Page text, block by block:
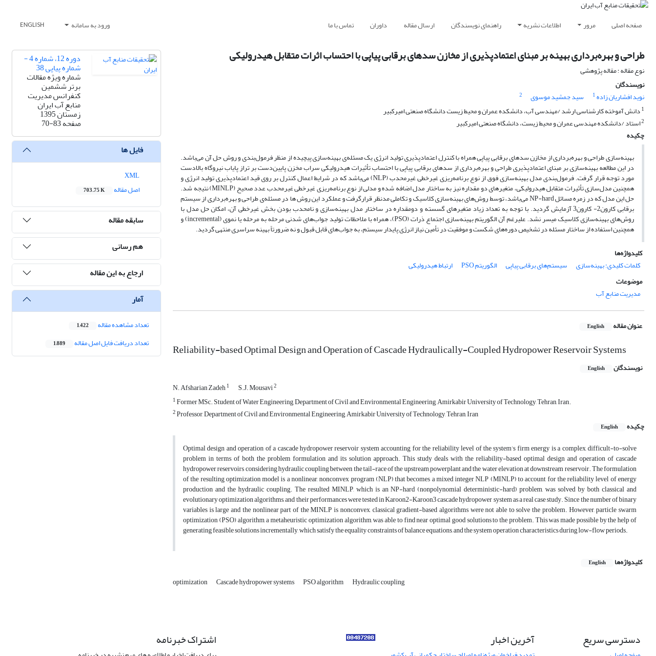
صفحه اصلی مرور اطلاعات نشریه راهنمای نویسندگان ارسال مقاله داوران تماس با ما ورود به سامانه ENGLISH
طراحی و بهره‌برداری بهینه بر مبنای اعتمادپذیری از مخازن سدهای برقابی پیاپی با احتساب اثرات متقابل هیدرولیکی
نوع مقاله : مقاله پژوهشی
نویسندگان
نوید افشاریان زاده1 سید جمشید موسوی
2
1 دانش آموخته کارشناسی ارشد /مهندسی آب، دانشکده عمران و محیط زیست دانشگاه صنعتی امیرکبیر
2استاد /دانشکده مهندسی عمران و محیط زیست، دانشگاه صنعتی امیرکبیر
چکیده
بهینه‌سازی طراحی و بهره‌برداری از مخازن سدهای برقابی پیاپی همراه با کنترل اعتمادپذیری تولید انرژی یک مسئله‌ی بهینه‌سازی پیچیده از منظر فرمول‌بندی و روش حل آن می‌باشد.
در این مطالعه بهینه‌سازی بر مبنای اعتمادپذیری طراحی و بهره‌برداری از سدهای برقابی پیاپی با احتساب تأثیرات هیدرولیکی سراب مخزن پایین‌دست بر تراز پایاب نیروگاه بالادست
مورد توجه قرار گرفت. فرمول‌بندی مدل بهینه‌سازی فوق از نوع برنامه‌ریزی غیرخطی غیرمحدب (NLP) می‌باشد که در شرایط اعمال کنترل بر روی قید اعتمادپذیری تولید انرژی و
همچنین مدل‌سازی تأثیرات متقابل هیدرولیکی، متغیرهای دو مقداره نیز به ساختار مدل اضافه شده و مدلی از نوع برنامه‌ریزی غیرخطی غیرمحدب عدد صحیح (MINLP) نتیجه شد.
حل این مدل‌ که در زمره مسائل NP-hard می‌باشد، توسط روش‌های بهینه‌سازی کلاسیک و تکاملی مدنظر قرارگرفت و عملکرد این روش ها در مسئله‌ی طراحی و بهره‌برداری از سیستم
برقابی کارون2- کارون3 آزمایش گردید. با توجه به تعداد زیاد متغیرهای گسسته و دومقداره در ساختار مدل بهینه‌سازی و نامحدب بودن بخش غیرخطی آن، امکان حل مدل با
روش‌های بهینه‌سازی کلاسیک میسر نشد. علیرغم آن الگوریتم بهینه‌سازی اجتماع ذرات (PSO)، همراه با ملاحظات تولید جواب‌های شدنی مرحله به مرحله یا نموی (incremental) و
همچنین استفاده از ساختار مسئله در تشخیص دوره‌های شکست و موفقیت در تأمین نیاز انرژی پایدار سیستم، به جواب‌های قابل قبول و نه ضرورتاً بهینه سراسری منتهی گردید.
کلیدواژه‌ها
کلمات کلیدی: بهینه‌سازی
سیستم‌های برقابی پیاپی الگوریتم PSO
ارتباط هیدرولیکی
موضوعات
مدیریت منابع آب
عنوان مقاله English
Reliability-based Optimal Design and Operation of Cascade Hydraulically-Coupled Hydropower Reservoir Systems
نویسندگان English
N. Afsharian Zadeh1 S.J. Mousavi2
1Former MSc. Student of Water Engineering, Department of Civil and Environmental Engineering, Amirkabir University of Technology, Tehran, Iran.
2Professor, Department of Civil and Environmental Engineering, Amirkabir University of Technology, Tehran, Iran
چکیده
English
Optimal design and operation of a cascade hydropower reservoir system accounting for the reliability level of the system’s firm energy is a complex, difficult-to-solve
problem in terms of both the problem formulation and its solution approach. This study deals with the reliability-based optimal design and operation of cascade
hydropower reservoirs considering hydraulic coupling between the tail-race of the upstream powerplant and the water elevation at downstream reservoir. The formulation
of the resulting optimization model is a nonlinear, nonconvex program (NLP) that becomes a mixed integer NLP (MINLP) to account for the reliability level of energy
production and the hydraulic coupling. The resulted MINLP, which is an NP-hard (nonpolynomial deterministic-hard) problem, was solved by both classical and
evolutionary optimization algorithms, and their performances were tested in Karoon2-Karoon3 cascade hydropower system as a real case study. Since the number of binary
variables is large and the nonlinear part of the MINLP is nonconvex, classical gradient-based algorithms were not able to solve the problem. However, particle swarm
optimization (PSO) algorithm, a metaheuristic optimization algorithm, was able to find near optimal good solutions to the problem. This was made possible by the help of
generating feasible solutions incrementally, which satisfy the equality constraints of balance equations, and the system operation characteristics during low-flow periods.
کلیدواژه‌ها English
optimization Cascade hydropower systems PSO algorithm Hydraulic coupling
دوره 12، شماره 4 -
شماره پیاپی 38
شماره ویژه مقالات
برتر ششمین
کنفرانس مدیریت
منابع آب ایران
زمستان 1395
صفحه70-83
فایل ها
اصل مقاله
703.75 K
سابقه مقاله
هم رسانی
ارجاع به این مقاله
آمار
تعداد مشاهده مقاله 1,422
تعداد دریافت فایل اصل مقاله 1,889
دسترسی سریع آخرین اخبار اشتراک خبرنامه